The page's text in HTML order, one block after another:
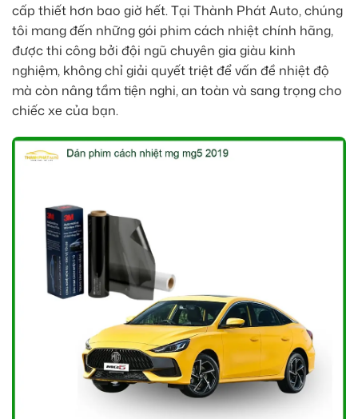
cấp thiết hơn bao giờ hết. Tại Thành Phát Auto, chúng
tôi mang đến những gói phim cách nhiệt chính hãng,
được thi công bởi đội ngũ chuyên gia giàu kinh
nghiệm, không chỉ giải quyết triệt để vấn đề nhiệt độ
mà còn nâng tầm tiện nghi, an toàn và sang trọng cho
chiếc xe của bạn.